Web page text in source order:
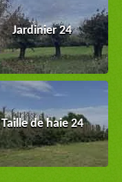
Jardinier 24
Taille de haie 24